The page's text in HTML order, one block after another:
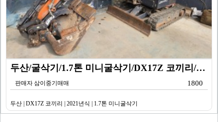
두산/굴삭기/1.7톤 미니굴삭기/DX17Z 코끼리/20…
판매자 삼이중기매매 1800
두산 | DX17Z 코끼리 | 2021년식 | 1.7톤 미니굴삭기